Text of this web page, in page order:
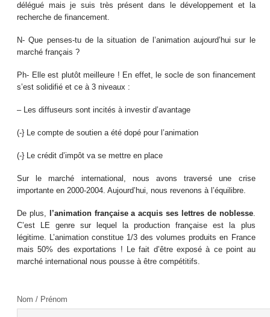
délégué mais je suis très présent dans le développement et la
recherche de financement.
N- Que penses-tu de la situation de l’animation aujourd’hui sur le
marché français ?
Ph- Elle est plutôt meilleure ! En effet, le socle de son financement
s’est solidifié et ce à 3 niveaux :
–Les diffuseurs sont incités à investir d’avantage
(-} Le compte de soutien a été dopé pour l’animation
(-} Le crédit d’impôt va se mettre en place
Sur le marché international, nous avons traversé une crise
importante en 2000-2004. Aujourd’hui, nous revenons à l’équilibre.
De plus, l’animation française a acquis ses lettres de noblesse.
C’est LE genre sur lequel la production française est la plus
légitime. L’animation constitue 1/3 des volumes produits en France
mais 50% des exportations ! Le fait d’être exposé à ce point au
marché international nous pousse à être compétitifs.
Nom / Prénom